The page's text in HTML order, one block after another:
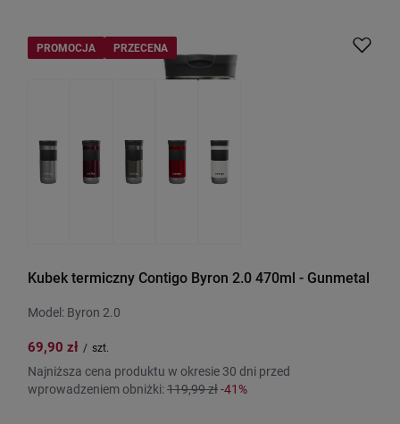
PROMOCJA PRZECENA
Kubek termiczny Contigo Byron 2.0 470ml - Gunmetal
Model: Byron 2.0
69,90 zł / szt.
Najniższa cena produktu w okresie 30 dni przed
wprowadzeniem obniżki:119,99 zł-41%